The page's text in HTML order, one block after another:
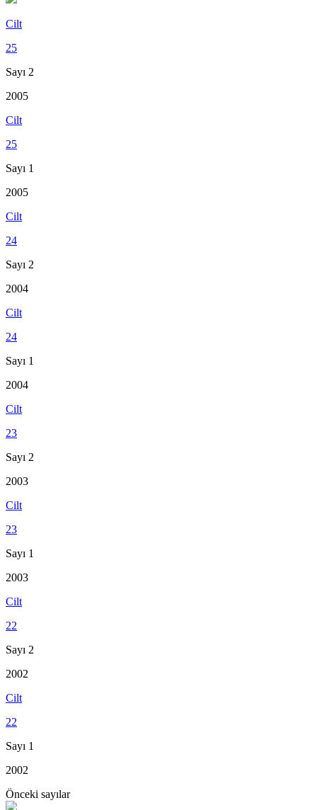
Cilt
25
Sayı 2
2005
Cilt
25
Sayı 1
2005
Cilt
24
Sayı 2
2004
Cilt
24
Sayı 1
2004
Cilt
23
Sayı 2
2003
Cilt
23
Sayı 1
2003
Cilt
22
Sayı 2
2002
Cilt
22
Sayı 1
2002
Önceki sayılar